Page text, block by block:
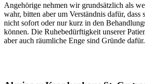
Angehörige nehmen wir grundsätzlich als
wahr, bitten aber um Verständnis dafür, dass
nicht sofort oder nur kurz in den
können. Die Ruhebedürftigkeit unserer
aber auch räumliche Enge sind Gründe dafür.